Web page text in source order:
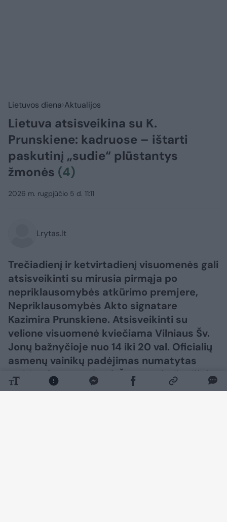
Lietuvos diena Aktualijos
Lietuva atsisveikina su K.
Prunskiene: kadruose – ištarti
paskutinį „sudie“ plūstantys
žmonės (4)
2026 m. rugpjūčio 5 d. 11:11
Lrytas.lt
Trečiadienį ir ketvirtadienį visuomenės gali
atsisveikinti su mirusia pirmąja po
nepriklausomybės atkūrimo premjere,
Nepriklausomybės Akto signatare
Kazimira Prunskiene. Atsisveikinti su
velione visuomenė kviečiama Vilniaus Šv.
Jonų bažnyčioje nuo 14 iki 20 val. Oficialių
asmenų vainikų padėjimas numatytas
14.30 val., o nuo 18 val. Šv. Jonų bažnyčioje
už K. Prunskienę bus aukojamos Šv. Mišios.